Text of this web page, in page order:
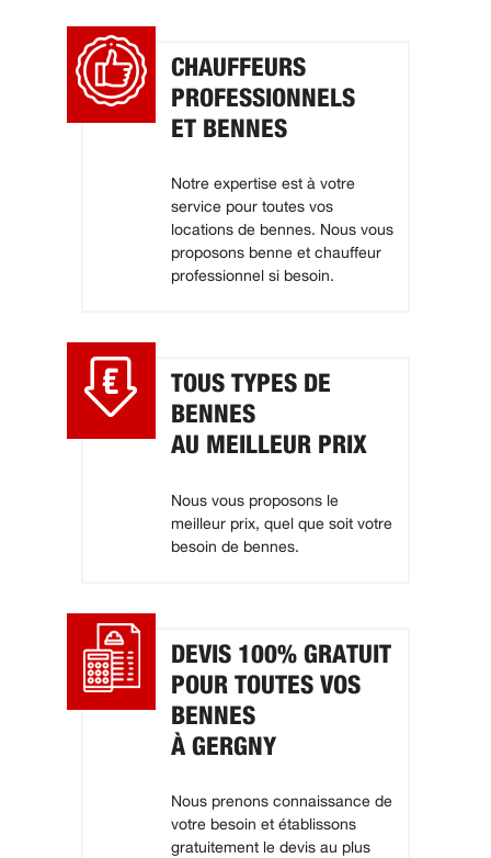
CHAUFFEURS
PROFESSIONNELS
ET BENNES
Notre expertise est à votre
service pour toutes vos
locations de bennes. Nous vous
proposons benne et chauffeur
professionnel si besoin.
TOUS TYPES DE
BENNES
AU MEILLEUR PRIX
Nous vous proposons le
meilleur prix, quel que soit votre
besoin de bennes.
DEVIS 100% GRATUIT
POUR TOUTES VOS
BENNES
À GERGNY
Nous prenons connaissance de
votre besoin et établissons
gratuitement le devis au plus